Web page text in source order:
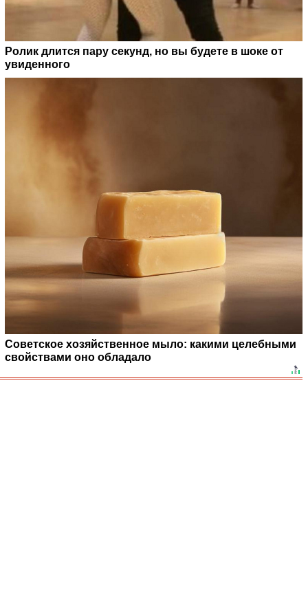
Ролик длится пару секунд, но вы будете в шоке от
увиденного
Советское хозяйственное мыло: какими целебными
свойствами оно обладало